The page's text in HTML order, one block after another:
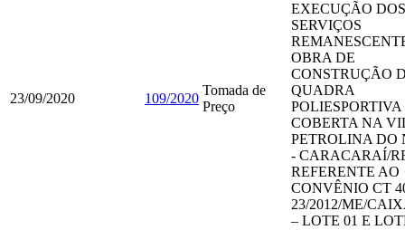
23/09/2020 109/2020
Tomada de
Preço
EXECUÇÃO DOS
SERVIÇOS
OBRA DE
CONSTRUÇÃO
QUADRA
POLIESPORTIVA
COBERTA NA
PETROLINA DO
- CARACARAÍ/
REFERENTE AO
CONVÊNIO CT
23/2012/ME/
– LOTE 01 E